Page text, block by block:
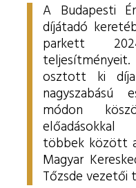
A Budapesti
díjátadó
parkett
osztott ki
nagyszabású
módon
többek között
Magyar
Tőzsde